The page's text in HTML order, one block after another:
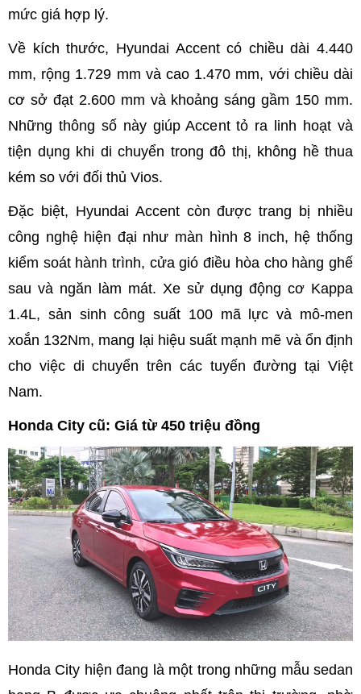
mức giá hợp lý.
Về kích thước, Hyundai Accent có chiều dài 4.440
mm, rộng 1.729 mm và cao 1.470 mm, với chiều dài
cơ sở đạt 2.600 mm và khoảng sáng gầm 150 mm.
Những thông số này giúp Accent tỏ ra linh hoạt và
tiện dụng khi di chuyển trong đô thị, không hề thua
kém so với đối thủ Vios.
Đặc biệt, Hyundai Accent còn được trang bị nhiều
công nghệ hiện đại như màn hình 8 inch, hệ thống
kiểm soát hành trình, cửa gió điều hòa cho hàng ghế
sau và ngăn làm mát. Xe sử dụng động cơ Kappa
1.4L, sản sinh công suất 100 mã lực và mô-men
xoắn 132Nm, mang lại hiệu suất mạnh mẽ và ổn định
cho việc di chuyển trên các tuyến đường tại Việt
Nam.
Honda City cũ: Giá từ 450 triệu đồng
Honda City hiện đang là một trong những mẫu sedan